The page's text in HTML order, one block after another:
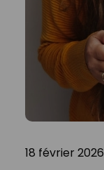
18 février 2026